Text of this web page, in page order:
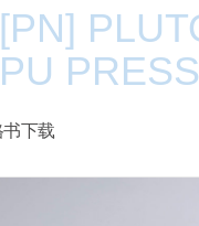
[PN]
PU PRESS
下载